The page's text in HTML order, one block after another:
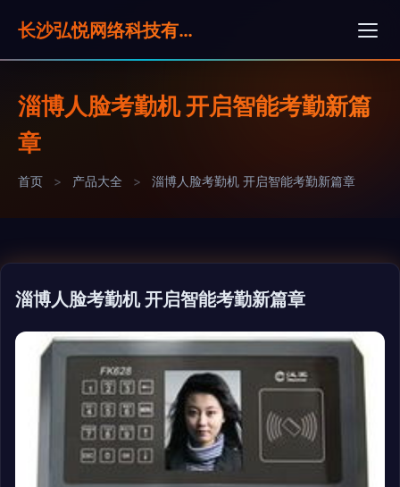
长沙弘悦网络科技有限公司
淄博人脸考勤机 开启智能考勤新篇
章
首页 > 产品大全 > 淄博人脸考勤机 开启智能考勤新篇章
淄博人脸考勤机 开启智能考勤新篇章